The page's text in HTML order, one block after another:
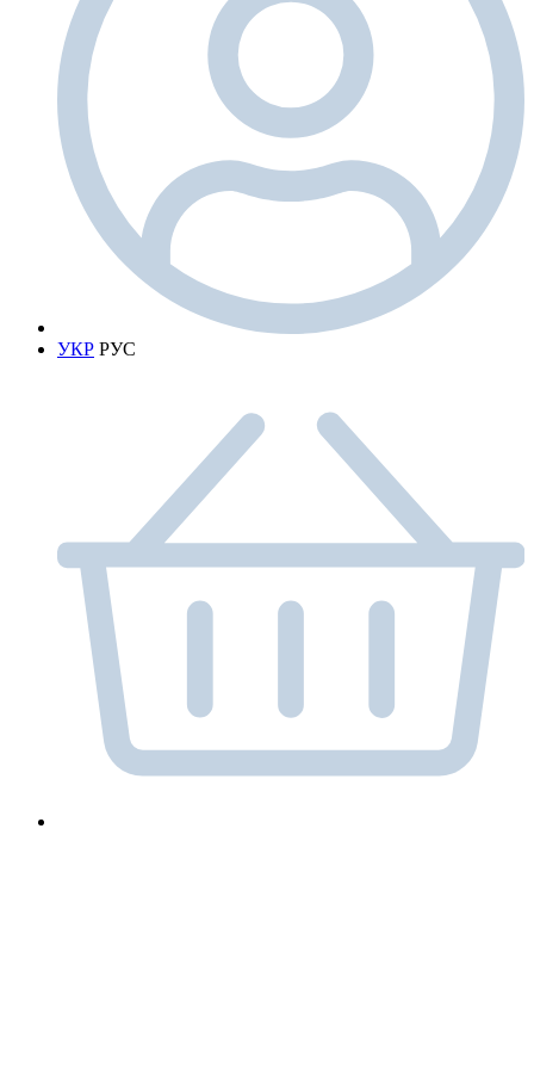
УКР РУС